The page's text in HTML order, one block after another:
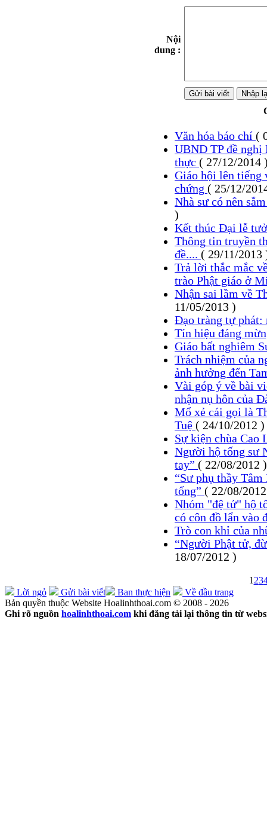
Nội
dung :
Văn hóa báo chí (
UBND TP đề nghị
thực ( 27/12/2014
Giáo hội lên tiếng
chứng ( 25/12/
Nhà sư có nên
)
Kết thúc Đại lễ
Thông tin truyền
đề.... ( 29/11/2013
Trả lời thắc mắc
trào Phật giáo ở
Nhận sai lầm về
11/05/2013 )
Đạo tràng tự phát:
Tín hiệu đáng
Giáo bất nghiêm
Trách nhiệm của
ảnh hưởng đến
Vài góp ý về bài
nhận nụ hôn của
Mổ xẻ cái gọi là
Tuệ ( 24/10/2012 )
Sự kiện chùa Cao
Người hộ tống sư
tay” ( 22/08/2012 )
“Sư phụ thầy
tống” ( 22/08/
Nhóm "đệ tử" hộ
có côn đồ lẩn vào
Trò con khỉ của
“Người Phật tử,
18/07/2012 )
1 23
Lời ngỏ
Gửi bài viết Ban thực hiện
Về đầu trang
Bản quyền thuộc Website Hoalinhthoai.com © 2008 - 2026
Ghi rõ nguồn hoalinhthoai.com khi đăng tải lại thông tin từ